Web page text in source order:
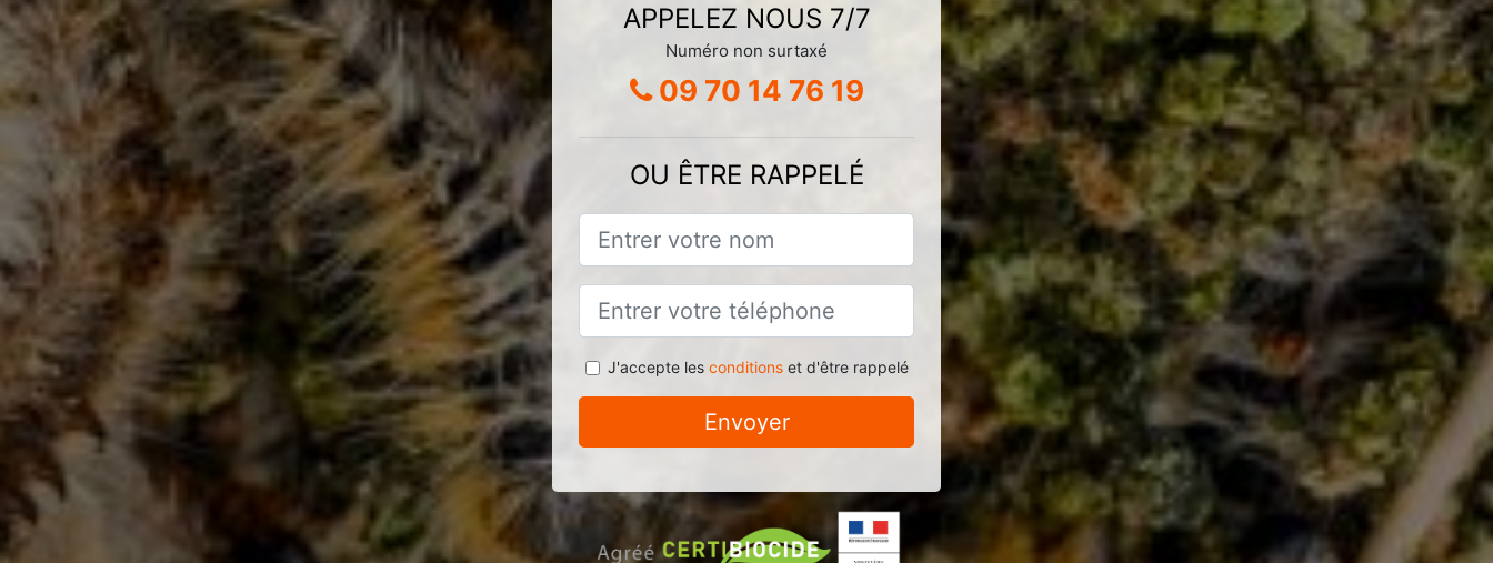
APPELEZ NOUS 7/7
Numéro non surtaxé
09 70 14 76 19
OU ÊTRE RAPPELÉ
J'accepte les conditionset d'être rappelé
Envoyer